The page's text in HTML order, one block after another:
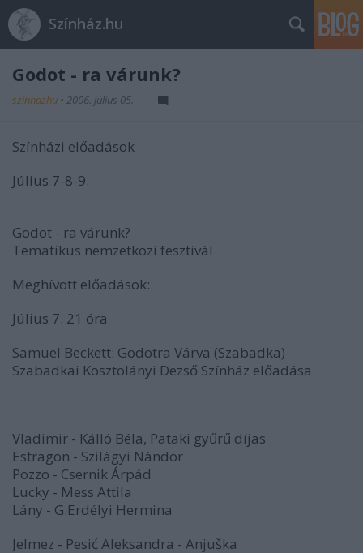
Színház.hu
Godot - ra várunk?
szinhazhu • 2006. július 05.
Színházi előadások
Július 7-8-9.
Godot - ra várunk?
Tematikus nemzetközi fesztivál
Meghívott előadások:
Július 7. 21 óra
Samuel Beckett: Godotra Várva (Szabadka)
Szabadkai Kosztolányi Dezső Színház előadása
Vladimir - Kálló Béla, Pataki gyűrű díjas
Estragon - Szilágyi Nándor
Pozzo - Csernik Árpád
Lucky - Mess Attila
Lány - G.Erdélyi Hermina
Jelmez - Pesić Aleksandra - Anjuška